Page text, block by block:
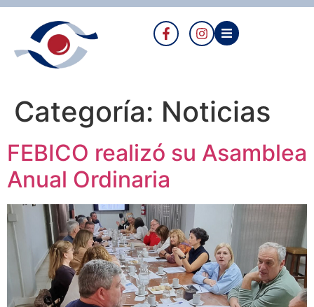
Categoría: Noticias
FEBICO realizó su Asamblea
Anual Ordinaria